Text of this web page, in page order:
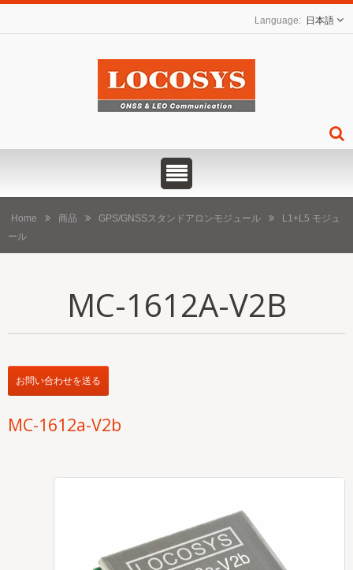
日本語
Home 商品 GPS/GNSSスタンドアロンモジュール
L1+L5 モジュ
ール
MC-1612A-V2B
お問い合わせを送る
MC-1612a-V2b